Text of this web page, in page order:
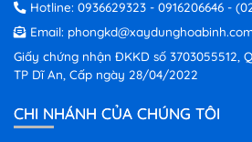
Hotline: 0936629323 - 0916206646 -
Email:
Giấy chứng nhận ĐKKD số 3703055512,
TP Dĩ An, Cấp ngày 28/04/2022
CHI NHÁNH CỦA CHÚNG TÔI